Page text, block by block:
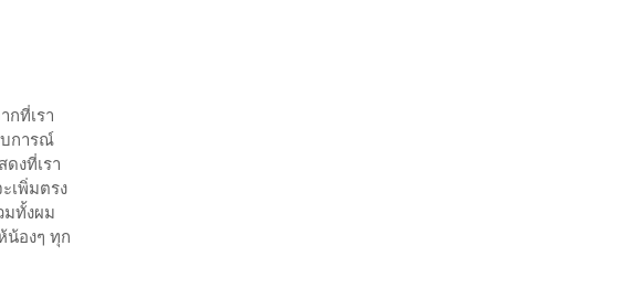
กที่เรา
บการณ์
งที่เรา
เพิ่มตรง
มทั้งผม
น้องๆ ทุก